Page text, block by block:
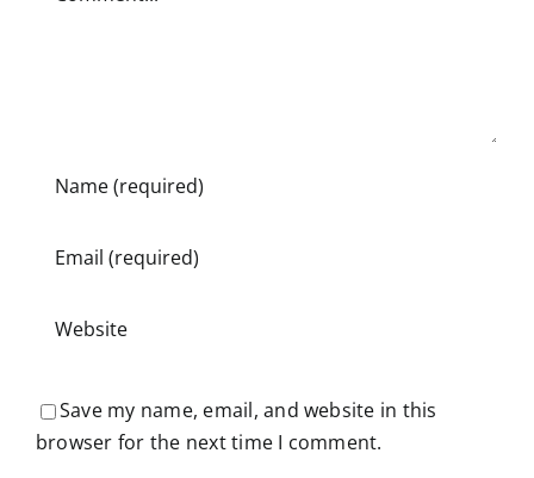
Save my name, email, and website in this
browser for the next time I comment.